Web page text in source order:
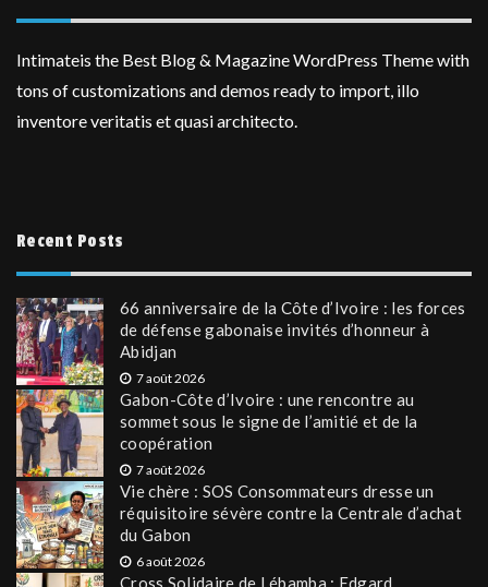
Intimateis the Best Blog & Magazine WordPress Theme with
tons of customizations and demos ready to import, illo
inventore veritatis et quasi architecto.
Recent Posts
66 anniversaire de la Côte d’Ivoire : les forces
de défense gabonaise invités d’honneur à
Abidjan
7 août 2026
Gabon-Côte d’Ivoire : une rencontre au
sommet sous le signe de l’amitié et de la
coopération
7 août 2026
Vie chère : SOS Consommateurs dresse un
réquisitoire sévère contre la Centrale d’achat
du Gabon
6 août 2026
Cross Solidaire de Lébamba : Edgard